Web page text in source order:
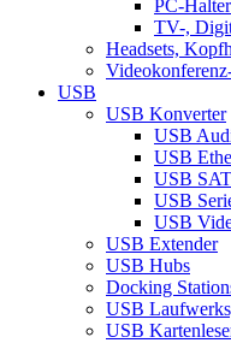
PC-
TV-,
Headsets,
USB
USB Konverter
USB
USB
USB
USB
USB
USB Extender
USB Hubs
Docking
USB
USB